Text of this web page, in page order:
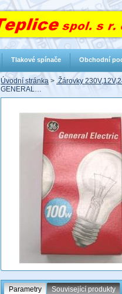
Úvodní stránka > .Žárovky
GENERAL…
Parametry Související produkty
Tlakové spínače Obchodní